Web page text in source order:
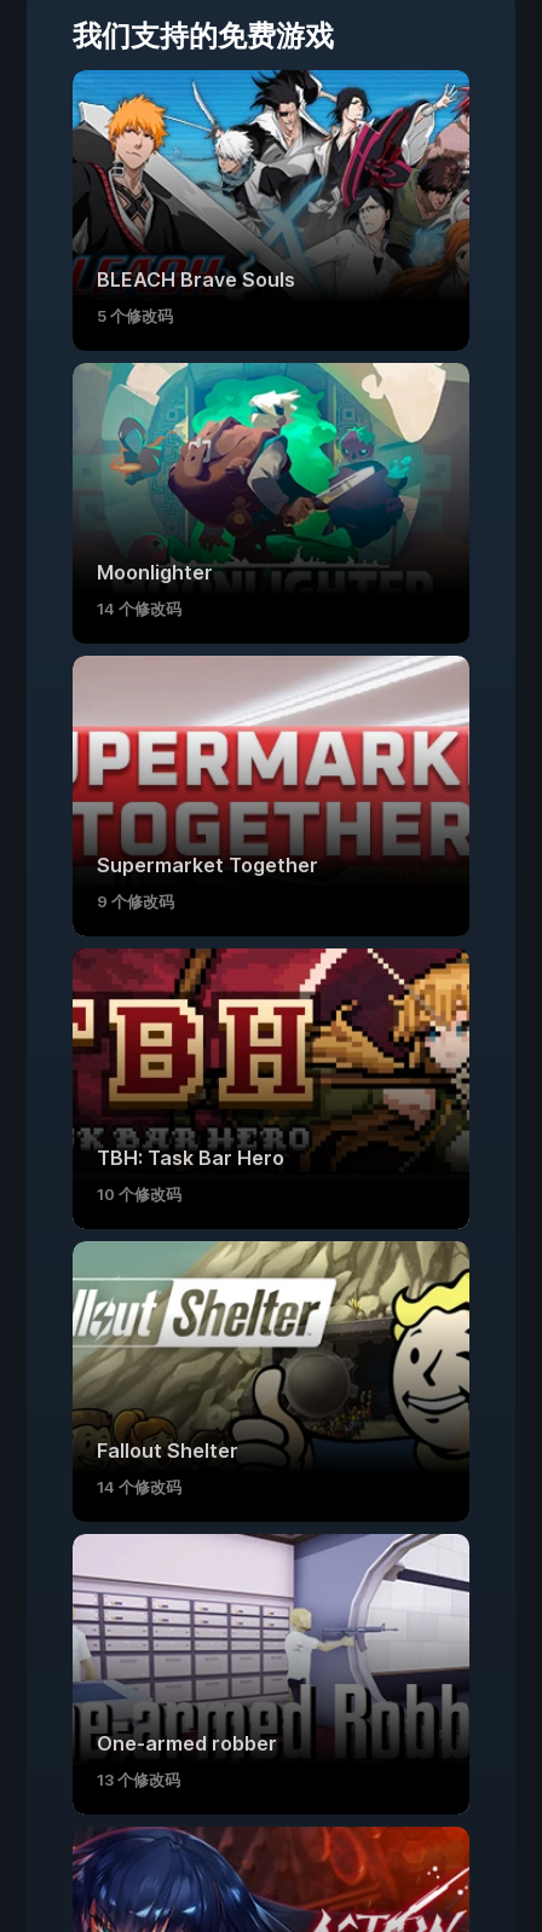
我们支持的免费游戏
BLEACH Brave Souls
5 个修改码
Moonlighter
14 个修改码
Supermarket Together
9 个修改码
TBH: Task Bar Hero
10 个修改码
Fallout Shelter
14 个修改码
One-armed robber
13 个修改码